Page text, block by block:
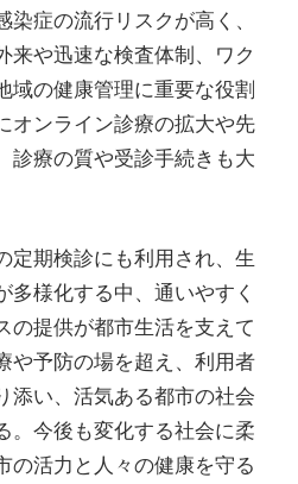
症の流行リスクが高く、
来や迅速な検査体制、ワク
域の健康管理に重要な役割
オンライン診療の拡大や先
診療の質や受診手続きも大
定期検診にも利用され、生
多様化する中、通いやすく
の提供が都市生活を支えて
や予防の場を超え、利用者
添い、活気ある都市の社会
。今後も変化する社会に柔
の活力と人々の健康を守る